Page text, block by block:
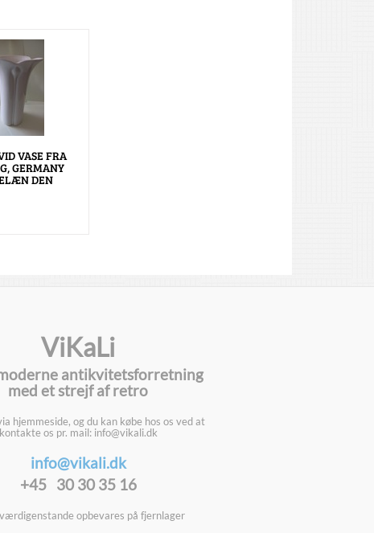
VASE FRA
GERMANY
DEN
ViKaLi
antikvitetsforretning
med et strejf af retro
hjemmeside, og du kan købe hos os ved at
kontakte os pr. mail: info@vikali.dk
info@vikali.dk
+45 30 30 35 16
opbevares på fjernlager